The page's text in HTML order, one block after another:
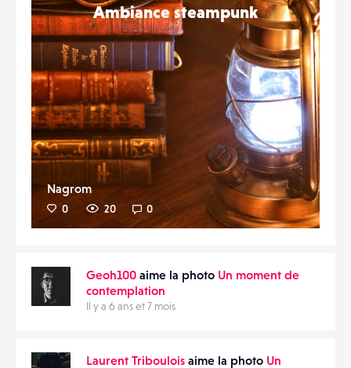
Ambiance steampunk
Nagrom
0 20 0
Geoh100 aime la photo Un moment de
contemplation
Il y a 6 ans et 7 mois
Laurent Triboulois aime la photo Un